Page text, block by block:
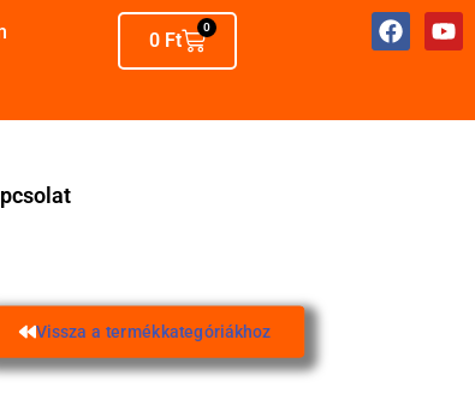
0 Ft
0
Vissza a termékkategóriákhoz